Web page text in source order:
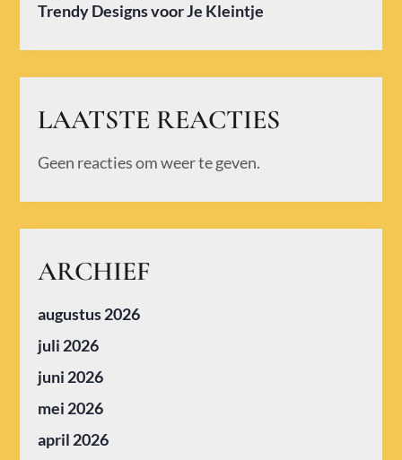
Trendy Designs voor Je Kleintje
LAATSTE REACTIES
Geen reacties om weer te geven.
ARCHIEF
augustus 2026
juli 2026
juni 2026
mei 2026
april 2026